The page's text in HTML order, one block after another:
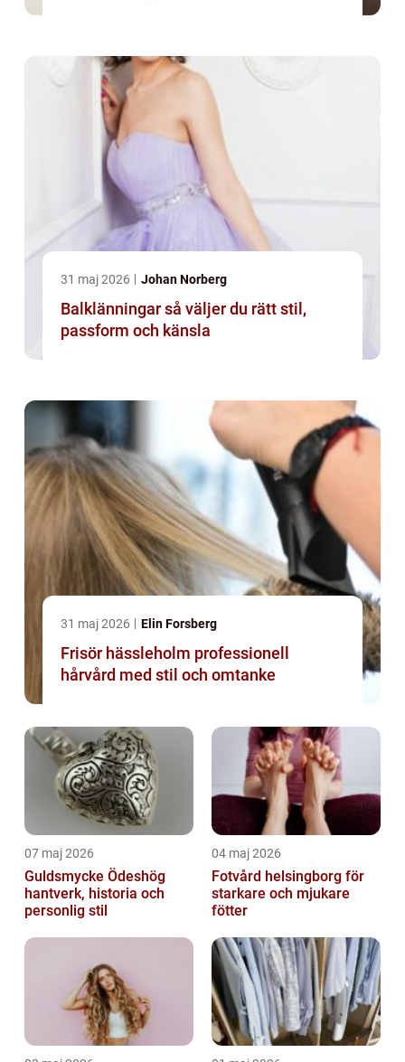
31 maj 2026 Johan Norberg
Balklänningar så väljer du rätt stil,
passform och känsla
31 maj 2026 Elin Forsberg
Frisör hässleholm professionell
hårvård med stil och omtanke
07 maj 2026
Guldsmycke Ödeshög
hantverk, historia och
personlig stil
04 maj 2026
Fotvård helsingborg för
starkare och mjukare
fötter